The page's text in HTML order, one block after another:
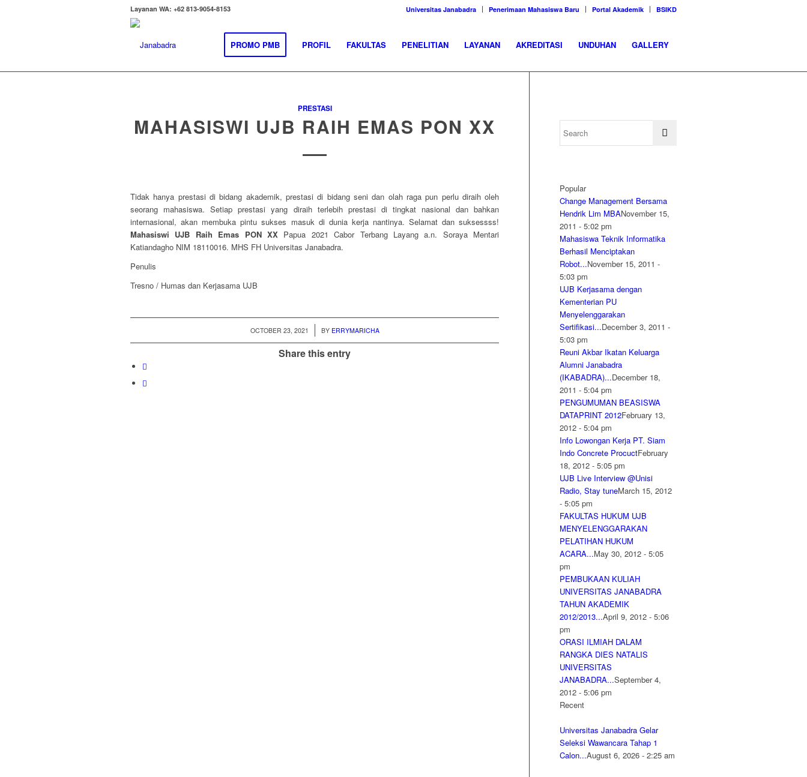
Universitas Janabadra Penerimaan Mahasiswa Baru Portal Akademik BSIKD
Layanan WA: +62 813-9054-8153
PROMO PMB PROFIL FAKULTAS PENELITIAN LAYANAN AKREDITASI UNDUHAN GALLERY
PRESTASI
MAHASISWI UJB RAIH EMAS PON XX
Tidak hanya prestasi di bidang akademik, prestasi di bidang seni dan olah raga pun perlu diraih oleh
seorang mahasiswa. Setiap prestasi yang diraih terlebih prestasi di tingkat nasional dan bahkan
internasional, akan membuka pintu sukses masuk di dunia kerja nantinya. Selamat dan suksessss!
Mahasiswi UJB Raih Emas PON XX Papua 2021 Cabor Terbang Layang a.n. Soraya Mentari
Katiandagho NIM 18110016. MHS FH Universitas Janabadra.
Penulis
Tresno / Humas dan Kerjasama UJB
OCTOBER 23, 2021
/ BY ERRYMARICHA
Share this entry
Popular
Change Management Bersama
Hendrik Lim MBANovember 15,
2011 - 5:02 pm
Mahasiswa Teknik Informatika
Berhasil Menciptakan
Robot...November 15, 2011 -
5:03 pm
UJB Kerjasama dengan
Kementerian PU
Menyelenggarakan
Sertifikasi...December 3, 2011 -
5:03 pm
Reuni Akbar Ikatan Keluarga
Alumni Janabadra
(IKABADRA)...December 18,
2011 - 5:04 pm
PENGUMUMAN BEASISWA
DATAPRINT 2012February 13,
2012 - 5:04 pm
Info Lowongan Kerja PT. Siam
Indo Concrete ProcuctFebruary
18, 2012 - 5:05 pm
UJB Live Interview @Unisi
Radio, Stay tuneMarch 15, 2012
- 5:05 pm
FAKULTAS HUKUM UJB
MENYELENGGARAKAN
PELATIHAN HUKUM
ACARA...May 30, 2012 - 5:05
pm
PEMBUKAAN KULIAH
UNIVERSITAS JANABADRA
TAHUN AKADEMIK
2012/2013...April 9, 2012 - 5:06
pm
ORASI ILMIAH DALAM
RANGKA DIES NATALIS
UNIVERSITAS
JANABADRA...September 4,
2012 - 5:06 pm
Recent
Universitas Janabadra Gelar
Seleksi Wawancara Tahap 1
Calon...August 6, 2026 - 2:25 am